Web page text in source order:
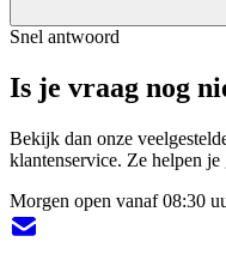
Snel antwoord
Is je vraag nog
Bekijk dan onze
klantenservice. Ze helpen je
Morgen open vanaf 08:30